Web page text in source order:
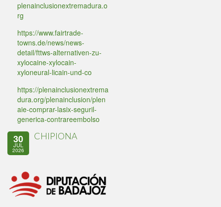
plenainclusionextremadura.o
rg
https://www.fairtrade-
towns.de/news/news-
detail/fttws-alternativen-zu-
xylocaine-xylocain-
xyloneural-licain-und-co
https://plenainclusionextrema
dura.org/plenainclusion/plen
aie-comprar-lasix-seguril-
generica-contrareembolso
30
JUL
2026
CHIPIONA